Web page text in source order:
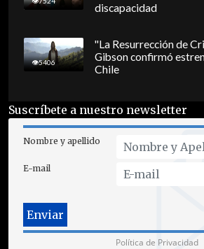
discapacidad
5406
"La Resurrección de
Gibson confirmó
Chile
Suscríbete a nuestro newsletter
Nombre y apellido
E-mail
Política de Privacidad